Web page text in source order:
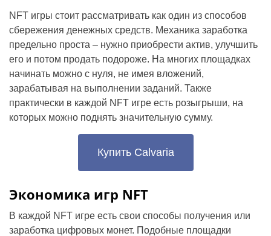
NFT игры стоит рассматривать как один из способов
сбережения денежных средств. Механика заработка
предельно проста – нужно приобрести актив, улучшить
его и потом продать подороже. На многих площадках
начинать можно с нуля, не имея вложений,
зарабатывая на выполнении заданий. Также
практически в каждой NFT игре есть розыгрыши, на
которых можно поднять значительную сумму.
Купить Calvaria
Экономика игр NFT
В каждой NFT игре есть свои способы получения или
заработка цифровых монет. Подобные площадки